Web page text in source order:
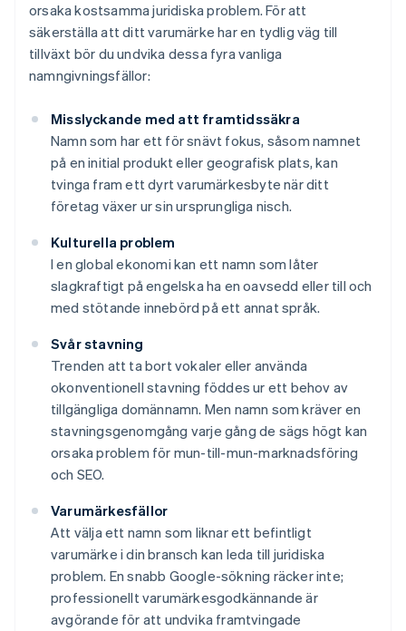
orsaka kostsamma juridiska problem. För att
säkerställa att ditt varumärke har en tydlig väg till
tillväxt bör du undvika dessa fyra vanliga
namngivningsfällor:
Misslyckande med att framtidssäkra
Namn som har ett för snävt fokus, såsom namnet
på en initial produkt eller geografisk plats, kan
tvinga fram ett dyrt varumärkesbyte när ditt
företag växer ur sin ursprungliga nisch.
Kulturella problem
I en global ekonomi kan ett namn som låter
slagkraftigt på engelska ha en oavsedd eller till och
med stötande innebörd på ett annat språk.
Svår stavning
Trenden att ta bort vokaler eller använda
okonventionell stavning föddes ur ett behov av
tillgängliga domännamn. Men namn som kräver en
stavningsgenomgång varje gång de sägs högt kan
orsaka problem för mun-till-mun-marknadsföring
och SEO.
Varumärkesfällor
Att välja ett namn som liknar ett befintligt
varumärke i din bransch kan leda till juridiska
problem. En snabb Google-sökning räcker inte;
professionellt varumärkesgodkännande är
avgörande för att undvika framtvingade